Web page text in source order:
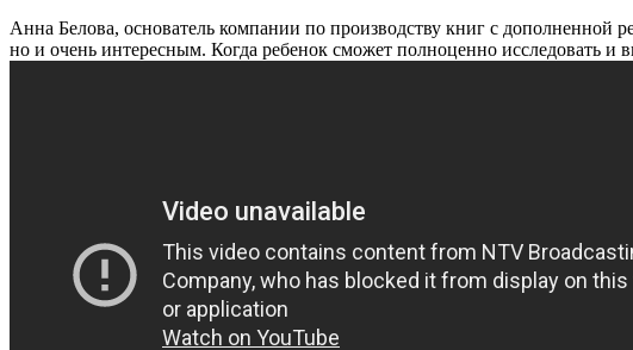
Анна Белова, основатель компании по производству книг с дополненной
но и очень интересным. Когда ребенок сможет полноценно исследовать